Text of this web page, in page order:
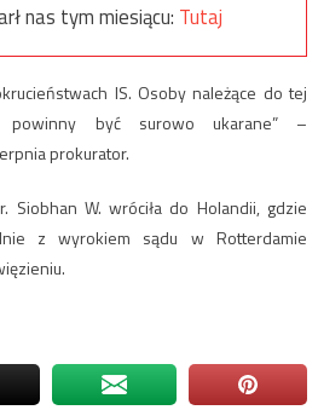
nas tym miesiącu: Tutaj
IS. Osoby należące do tej
powinny być surowo ukarane” –
prokurator.
Siobhan W. wróciła do Holandii, gdzie
z wyrokiem sądu w Rotterdamie